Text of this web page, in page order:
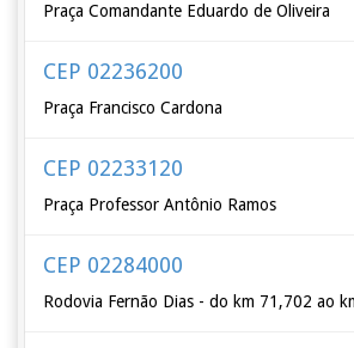
Praça Comandante Eduardo de Oliveira
CEP 02236200
Praça Francisco Cardona
CEP 02233120
Praça Professor Antônio Ramos
CEP 02284000
Rodovia Fernão Dias - do km 71,702 ao